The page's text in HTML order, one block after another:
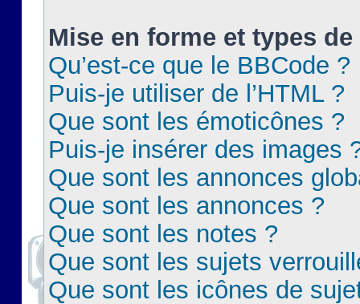
Mise en forme et types
Qu’est-ce que le BBCode ?
Puis-je utiliser de l’HTML ?
Que sont les émoticônes ?
Puis-je insérer des images
Que sont les annonces
Que sont les annonces ?
Que sont les notes ?
Que sont les sujets
Que sont les icônes de